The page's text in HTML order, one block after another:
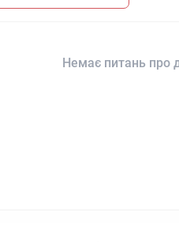
Немає питань про